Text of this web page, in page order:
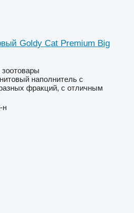
Goldy Cat Premium Big
наполнитель с
фракций, с отличным
н